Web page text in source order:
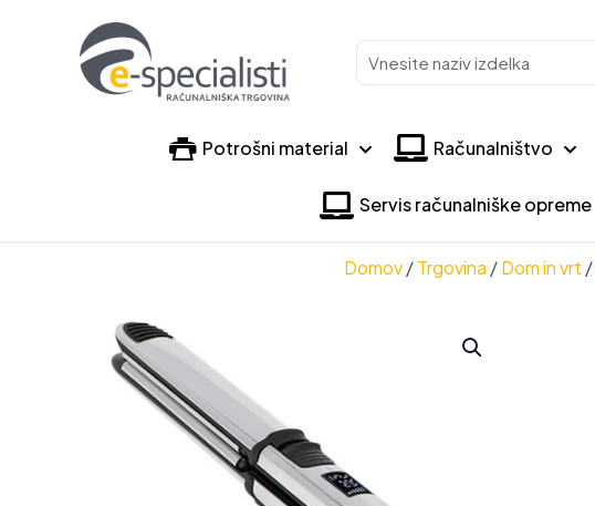
Vnesite
naziv
Potrošni material Računalništvo
Servis računalniške opreme
Domov / Trgovina / Dom in vrt /